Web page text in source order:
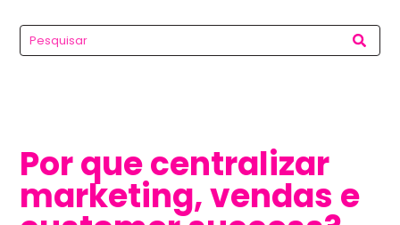
Por que centralizar
marketing, vendas e